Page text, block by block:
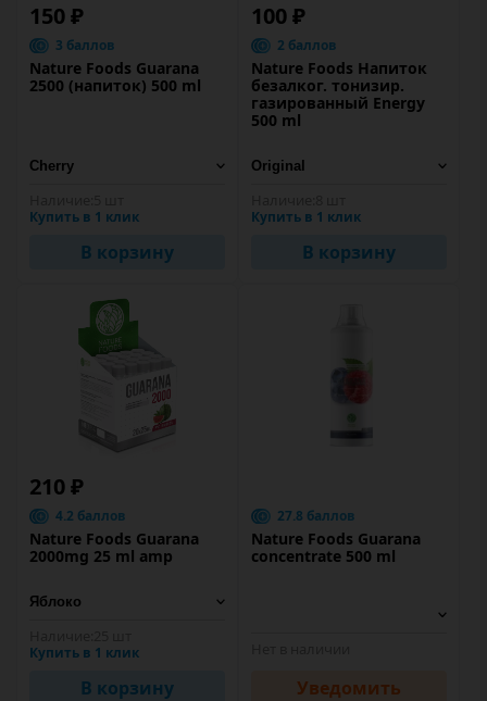
150 ₽
3 баллов
Nature Foods Guarana
2500 (напиток) 500 ml
Купить в 1 клик
В корзину
100 ₽
2 баллов
Nature Foods Напиток
безалког. тонизир.
газированный Energy
500 ml
Купить в 1 клик
В корзину
210 ₽
4.2 баллов
Nature Foods Guarana
2000mg 25 ml amp
Купить в 1 клик
В корзину
27.8 баллов
Nature Foods Guarana
concentrate 500 ml
Уведомить